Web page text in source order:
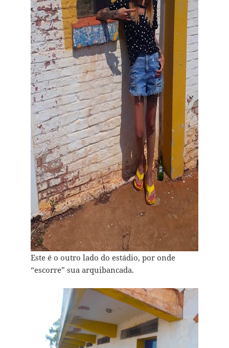
Este é o outro lado do estádio, por onde
“escorre” sua arquibancada.